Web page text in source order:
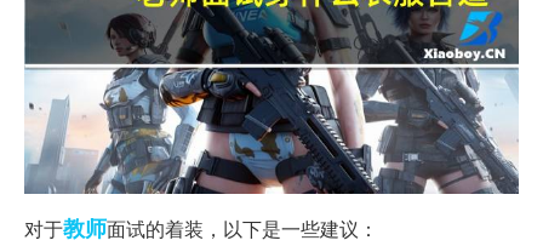
对于教师面试的着装，以下是一些建议：